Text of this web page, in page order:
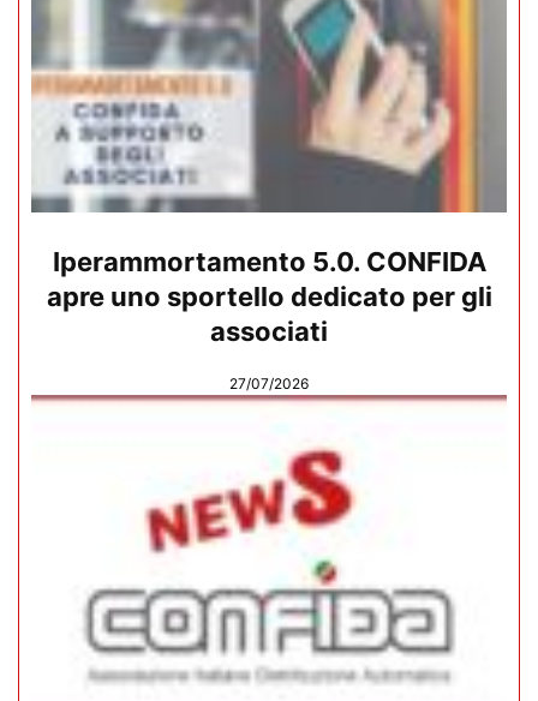
Iperammortamento 5.0. CONFIDA
apre uno sportello dedicato per gli
associati
27/07/2026